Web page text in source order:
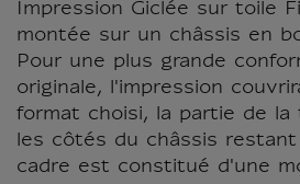
Impression Giclée sur toile
montée sur un châssis en
Pour une plus grande
originale, l'impression
format choisi, la partie de la
les côtés du châssis restant
cadre est constitué d'une